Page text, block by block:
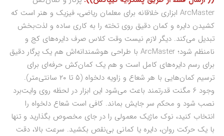
ArcMaster ابزاری خلاقانه برای معلمان ریاضی، فیزیک و هنر است که
کشیدن دایره و کمان دقیق روی تخته را به کاری ساده و لذت‌بخش
تبدیل می‌کند. دیگر لازم نیست وقت کلاس صرف دایره‌های کج و
نامنظم شود؛ ArcMaster با طراحی هوشمندانه‌اش هم یک پرگار دقیق
برای رسم دایره‌های کامل است و هم یک کمان‌کش حرفه‌ای برای
ترسیم کمان‌هایی با هر شعاع و زاویه دلخواه (۵ تا ۲۰ سانتی‌متر).
وجود ۶ مگنت قدرتمند باعث می‌شود این ابزار در لحظه روی وایت‌برد
نصب شود و محکم سر جایش بماند. کافی است شعاع دلخواه را
انتخاب کنید، نوک ماژیک معمولی را در جای مخصوص بگذارید و تنها
با یک حرکت روان، دایره یا کمانی بی‌نقص بکشید. سرعت بالا، دقت